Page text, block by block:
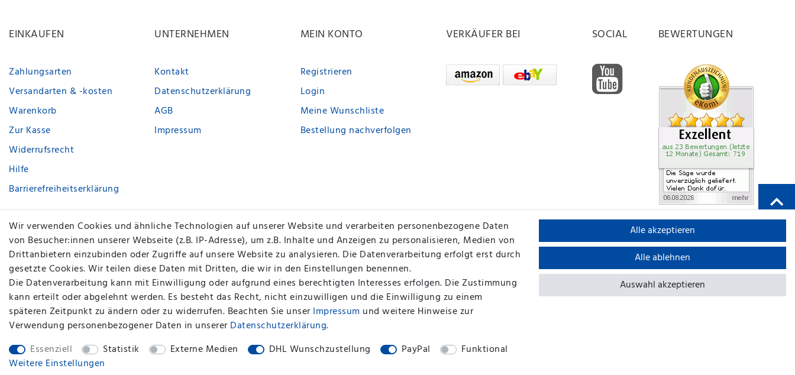
EINKAUFEN
Zahlungsarten
Versandarten & -kosten
Warenkorb
Zur Kasse
Widerrufsrecht
Hilfe
Barrierefreiheitserklärung
Vertrag widerrufen
Kontakt
UNTERNEHMEN
Kontakt
Datenschutzerklärung
AGB
Impressum
MEIN KONTO
Registrieren
Login
Meine Wunschliste
Bestellung nachverfolgen
VERKÄUFER BEI SOCIAL BEWERTUNGEN
Wir verwenden Cookies und ähnliche Technologien auf unserer Website und verarbeiten personenbezogene Daten
von Besucher:innen unserer Webseite (z.B. IP-Adresse), um z.B. Inhalte und Anzeigen zu personalisieren, Medien von
Drittanbietern einzubinden oder Zugriffe auf unsere Website zu analysieren. Die Datenverarbeitung erfolgt erst durch
gesetzte Cookies. Wir teilen diese Daten mit Dritten, die wir in den Einstellungen benennen.
Die Datenverarbeitung kann mit Einwilligung oder aufgrund eines berechtigten Interesses erfolgen. Die Zustimmung
kann erteilt oder abgelehnt werden. Es besteht das Recht, nicht einzuwilligen und die Einwilligung zu einem
späteren Zeitpunkt zu ändern oder zu widerrufen. Beachten Sie unser Impressum und weitere Hinweise zur
Verwendung personenbezogener Daten in unserer Daten­schutz­erklärung.
Essenziell
Statistik Externe Medien DHL Wunschzustellung PayPal
Funktional
Weitere Einstellungen
Alle akzeptieren
Alle ablehnen
Auswahl akzeptieren
plentymarkets Template von Plenty Lions